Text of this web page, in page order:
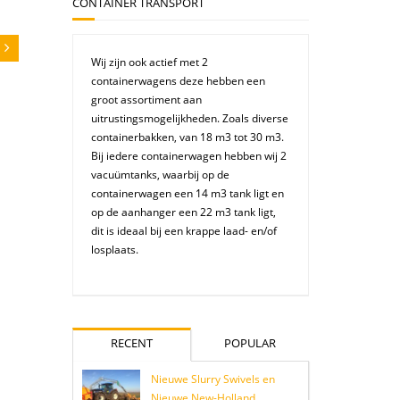
Wij zijn ook actief met 2
containerwagens deze hebben een
groot assortiment aan
uitrustingsmogelijkheden. Zoals diverse
containerbakken, van 18 m3 tot 30 m3.
Bij iedere containerwagen hebben wij 2
vacuümtanks, waarbij op de
containerwagen een 14 m3 tank ligt en
op de aanhanger een 22 m3 tank ligt,
dit is ideaal bij een krappe laad- en/of
losplaats.
RECENT POPULAR
Nieuwe Slurry Swivels en